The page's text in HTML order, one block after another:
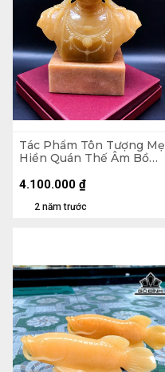
Tác Phẩm Tôn Tượng Mẹ
Hiền Quán Thế Âm Bồ
Cao 29 Ngang 18 Sâu 8,5
18 Sâu 9(cm) 2,68kg
2 năm trước
4.100.000 ₫